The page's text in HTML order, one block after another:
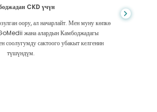
CKD үчүн
оору, ал начарлайт. Мен муну көпкө
жана алардын Камбоджадагы
соолугумду сактоого убакыт келгенин
түшүндүм.